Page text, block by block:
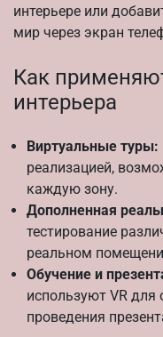
интерьере или
мир через экран
Как
интерьера
Виртуальные туры:
реализацией,
каждую зону.
Дополненная
тестирование
реальном
Обучение и
используют VR для
проведения